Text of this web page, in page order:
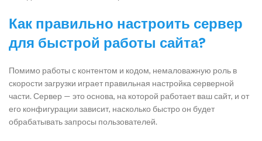
Как правильно настроить сервер
для быстрой работы сайта?
Помимо работы с контентом и кодом, немаловажную роль в
скорости загрузки играет правильная настройка серверной
части. Сервер — это основа, на которой работает ваш сайт, и от
его конфигурации зависит, насколько быстро он будет
обрабатывать запросы пользователей.